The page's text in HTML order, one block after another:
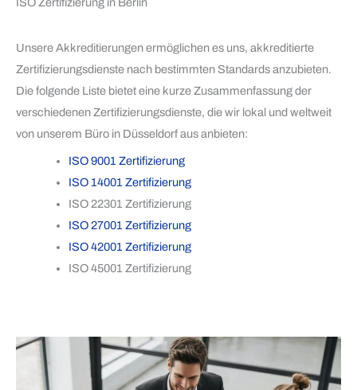
Unsere Akkreditierungen ermöglichen es uns, akkreditierte
Zertifizierungsdienste nach bestimmten Standards anzubieten.
Die folgende Liste bietet eine kurze Zusammenfassung der
verschiedenen Zertifizierungsdienste, die wir lokal und weltweit
von unserem Büro in Düsseldorf aus anbieten:
ISO 9001 Zertifizierung
ISO 14001 Zertifizierung
ISO 22301 Zertifizierung
ISO 27001 Zertifizierung
ISO 42001 Zertifizierung
ISO 45001 Zertifizierung